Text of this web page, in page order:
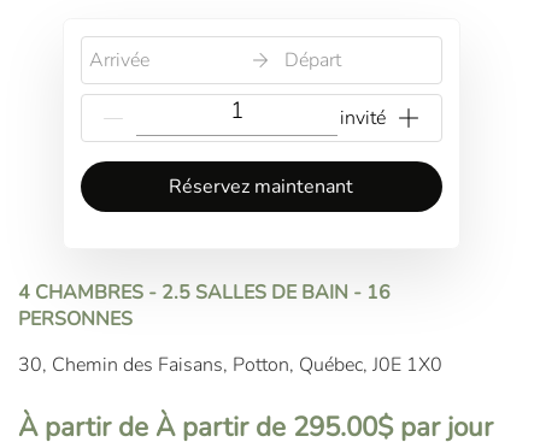
Arrivée Départ
{{NumberOfGuests}} invité
Réservez maintenant
4 CHAMBRES - 2.5 SALLES DE BAIN - 16
PERSONNES
30, Chemin des Faisans, Potton, Québec, J0E 1X0
À partir de À partir de 295.00$ par jour